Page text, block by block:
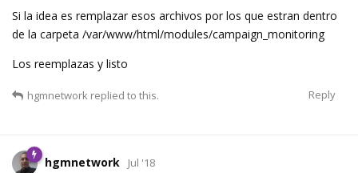
Si la idea es remplazar esos archivos por los que estran dentro
de la carpeta /var/www/html/modules/campaign_monitoring
Los reemplazas y listo
Reply
hgmnetwork replied to this.
hgmnetwork Jul '18